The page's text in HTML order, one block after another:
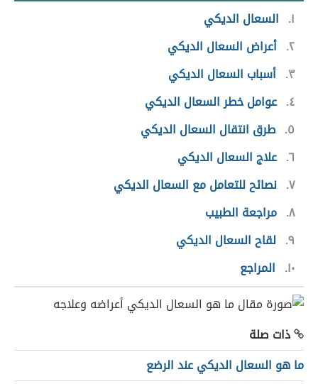
١
السعال الديكي
٢ أعراض السعال الديكي
٣ أسباب السعال الديكي
٤ عوامل خطر السعال الديكي
٥ طرق انتقال السعال الديكي
٦ علاج السعال الديكي
٧ نصائح للتعامل مع السعال الديكي
٨ مراجعة الطبيب
٩ لقاح السعال الديكي
١٠
المراجع
ذات صلة
ما هو السعال الديكي عند الرضع